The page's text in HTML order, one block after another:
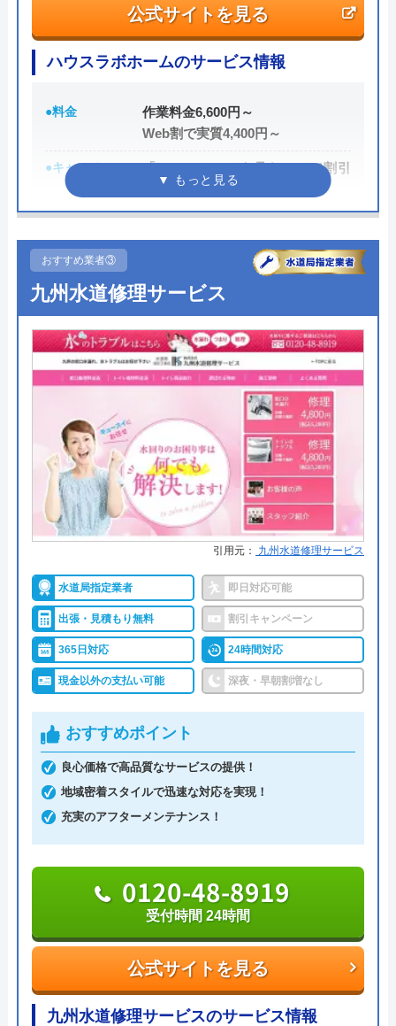
電話で「ホームページを見た」と伝えるだけで3,000
円割引なので、相談する際は電話で相談し、忘れず
に伝えるようにしましょう。
ちなみに、依頼せずとも見積もりにはお金はかから
業者の一つです。
イースマイルの詳細ページはこちら
公式サイトを見る
0120-091-026
受付時間 24時間
イースマイルの基本情報
運営会社 株式会社イースマイル
代表者 島村禮孝
創業・設立 1992年6月1日創立
所在地
〒542-0066
大阪府大阪市中央区瓦屋町3丁目7-3 イ
ースマイルビル
対応エリア 39都道府県
対応エリア詳
細
宇佐市のトイレ詰まり・水漏れ修理は
町の水道屋イースマイル｜水道局指定
イースマイルのクチコミ on
4.1（198件のクチコミ）
※クチコミの内容について
りえP
2 か月前
トイレが詰まって本当に困っていましたが、
イースマイルさんに依頼して大正解でした！
公式サイトを見る
ハウスラボホームのサービス情報
●料金
作業料金6,600円～
Web割で実質4,400円～
●キャンペーン
「ホームページを見た！」で割引
2,000円
●受付時間
●定休日 年中無休
●出張見積もり 出張・見積もり無料
●支払い方法
現金、クレジットカード、コンビ
ニ後払い、QRコード決済
●累計実績
提携先は大手企業との法人契約多
数
●保証・保険
商品保証最長10年・施工保証最長5
年
詳細は公式HPでご確認ください
ハウスラボホームがおすすめの理由
ハウスラボホームは全国各地に拠点を構えている水
道修理業者です。トイレ、キッチン、浴室などの水
まわりトラブル全般に対応しており、作業料金が
6,600円からとお手頃価格で提供をしています。
万が一、水まわりに問題が発生した場合は、最短20
分でお客様の元にスタッフが駆けつけます。出張見
積もりキャンセルは0円、深夜早朝でも割増料金は
一切ありません。業務や知識の習得のために厳しい
うです。
トラブルの原因や作業例などが分かりやすく記載さ
れており、依頼の際も安心できますね。候補のひと
つにしてみてください。
ちなみに、電話で連絡した際に「サイトを見た」と
おすすめ業者③
九州水道修理サービス
引用元： 九州水道修理サービス
水道局指定業者 即日対応可能
出張・見積もり無料 割引キャンペーン
365日対応 24時間対応
現金以外の支払い可能 深夜・早朝割増なし
おすすめポイント
良心価格で高品質なサービスの提供！
地域密着スタイルで迅速な対応を実現！
充実のアフターメンテナンス！
公式サイトを見る
0120-48-8919
受付時間 24時間
九州水道修理サービスのサービス情報